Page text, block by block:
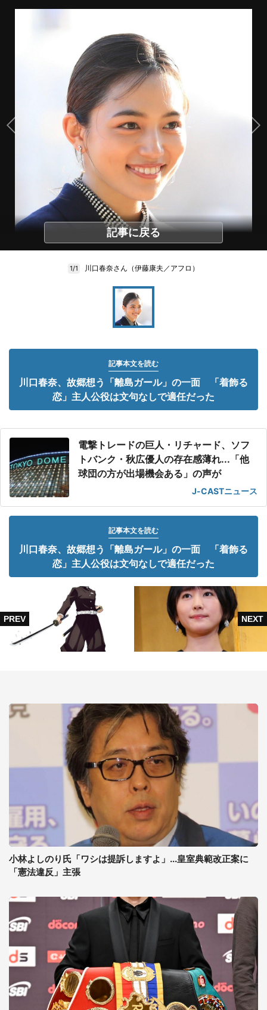
記事に戻る
1/1 川口春奈さん（伊藤康夫／アフロ）
記事本文を読む
川口春奈、故郷想う「離島ガール」の一面 「着飾る
恋」主人公役は文句なしで適任だった
電撃トレードの巨人・リチャード、ソフ
トバンク・秋広優人の存在感薄れ...「他
球団の方が出場機会ある」の声が
J-CASTニュース
記事本文を読む
川口春奈、故郷想う「離島ガール」の一面 「着飾る
恋」主人公役は文句なしで適任だった
小林よしのり氏「ワシは提訴しますよ」...皇室典範改正案に
「憲法違反」主張